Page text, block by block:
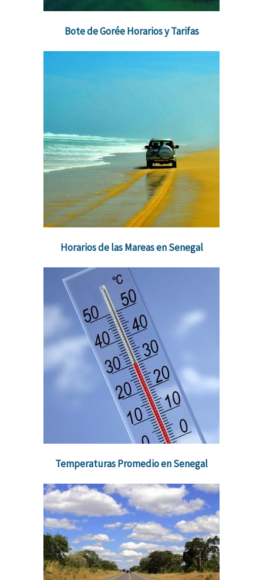
Bote de GoréeHorarios y Tarifas
Horarios de las Mareas en Senegal
Temperaturas Promedio en Senegal